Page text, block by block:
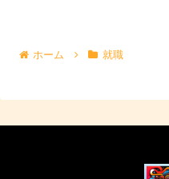
ホーム 就職